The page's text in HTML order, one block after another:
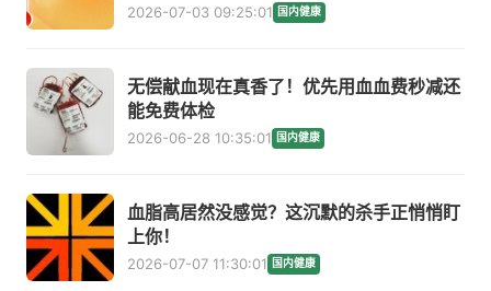
2026-07-03 09:25:01 国内健康
无偿献血现在真香了！优先用血血费秒减还
能免费体检
2026-06-28 10:35:01 国内健康
血脂高居然没感觉？这沉默的杀手正悄悄盯
上你！
2026-07-07 11:30:01 国内健康